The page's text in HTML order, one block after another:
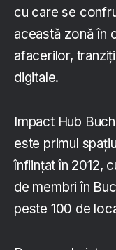
cu care se
această zonă în
afacerilor,
digitale.
Impact Hub
este primul
înființat în 2012,
de membri în
peste 100 de